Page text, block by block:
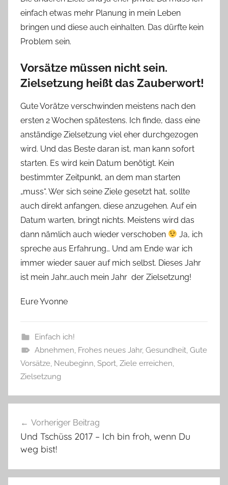
einfach etwas mehr Planung in mein Leben
bringen und diese auch einhalten. Das dürfte kein
Problem sein.
Vorsätze müssen nicht sein.
Zielsetzung heißt das Zauberwort!
Gute Vorätze verschwinden meistens nach den
ersten 2 Wochen spätestens. Ich finde, dass eine
anständige Zielsetzung viel eher durchgezogen
wird. Und das Beste daran ist, man kann sofort
starten. Es wird kein Datum benötigt. Kein
bestimmter Zeitpunkt, an dem man starten
„muss“. Wer sich seine Ziele gesetzt hat, sollte
auch direkt anfangen, diese anzugehen. Auf ein
Datum warten, bringt nichts. Meistens wird das
dann nämlich auch wieder verschoben
Ja, ich
spreche aus Erfahrung… Und am Ende war ich
immer wieder sauer auf mich selbst. Dieses Jahr
ist mein Jahr…auch mein Jahr der Zielsetzung!
Eure Yvonne
Einfach ich!
Abnehmen, Frohes neues Jahr, Gesundheit, Gute
Vorsätze, Neubeginn, Sport, Ziele erreichen,
Zielsetzung
Vorheriger Beitrag
Und Tschüss 2017 – Ich bin froh, wenn Du
weg bist!